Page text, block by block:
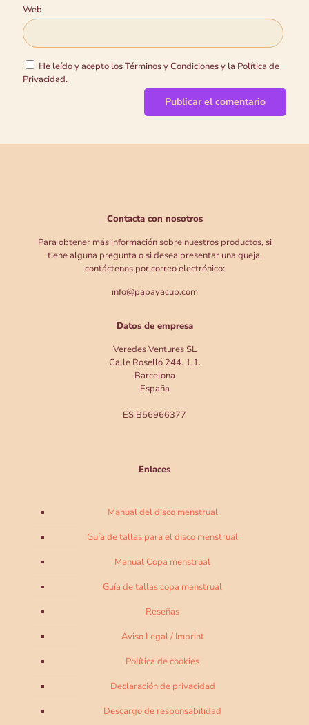
Web
He leído y acepto los Términos y Condiciones y la Política de
Privacidad.
Contacta con nosotros
Para obtener más información sobre nuestros productos, si
tiene alguna pregunta o si desea presentar una queja,
contáctenos por correo electrónico:
info@papayacup.com
Datos de empresa
Veredes Ventures SL
Calle Roselló 244. 1,1.
Barcelona
España
ES B56966377
Enlaces
Manual del disco menstrual
Guía de tallas para el disco menstrual
Manual Copa menstrual
Guía de tallas copa menstrual
Reseñas
Aviso Legal / Imprint
Política de cookies
Declaración de privacidad
Descargo de responsabilidad